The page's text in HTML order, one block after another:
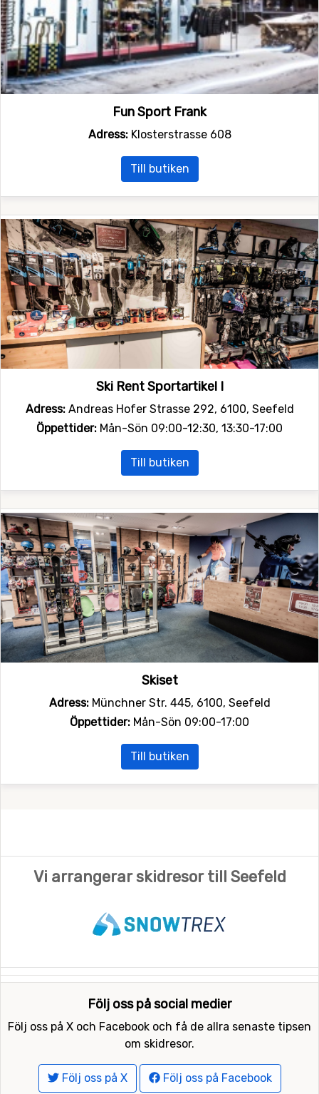
Fun Sport Frank
Adress:Klosterstrasse 608
Till butiken
Ski Rent Sportartikel I
Adress:Andreas Hofer Strasse 292, 6100, Seefeld
Öppettider: Mån-Sön 09:00-12:30, 13:30-17:00
Till butiken
Skiset
Adress:Münchner Str. 445, 6100, Seefeld
Öppettider: Mån-Sön 09:00-17:00
Till butiken
Vi arrangerar skidresor till Seefeld
Följ oss på social medier
Följ oss på X och Facebook och få de allra senaste tipsen
om skidresor.
Följ oss på X Följ oss på Facebook